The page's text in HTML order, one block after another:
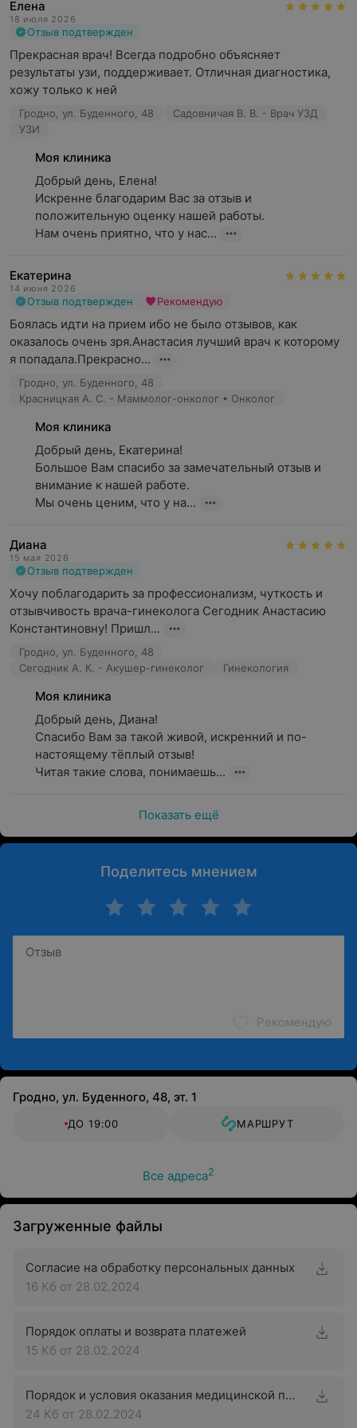
онкология (в том числе маммология);
урология;
терапия;
эндокринология;
дерматология.
В «Моей клиники» внимательно и бережно относятся к
потребностям и пожеланиям пациентов,
придерживаются принципа конфиденциальности при
общении с ними и подбирают методы диагностики и
лечения в соответствии с потребностями и
случаях доктора проводят совместные консультации,
чтобы предоставить пациенту именно тот протокол
лечения, который подходит в конкретной ситуации.
Обращаем ваше внимание, что обязательна
консультация специалиста: рекламируемые
медицинские услуги могут иметь
противопоказания и побочные реакции.
Елена
18 июля 2026
Отзыв подтвержден
Прекрасная врач! Всегда подробно объясняет
результаты узи, поддерживает. Отличная диагностика,
хожу только к ней
Гродно, ул. Буденного, 48
Садовничая В. В. - Врач УЗД
УЗИ
Моя клиника
Добрый день, Елена!
Искренне благодарим Вас за отзыв и
положительную оценку нашей работы.
Нам очень приятно, что у нас...
Екатерина
14 июня 2026
Отзыв подтвержден Рекомендую
Боялась идти на прием ибо не было отзывов, как
оказалось очень зря.Анастасия лучший врач к которому
я попадала.Прекрасно...
Гродно, ул. Буденного, 48
Красницкая А. С. - Маммолог-онколог • Онколог
Моя клиника
Добрый день, Екатерина!
Большое Вам спасибо за замечательный отзыв и
внимание к нашей работе.
Мы очень ценим, что у на...
Диана
15 мая 2026
Отзыв подтвержден
Хочу поблагодарить за профессионализм, чуткость и
отзывчивость врача-гинеколога Сегодник Анастасию
Константиновну! Пришл...
Гродно, ул. Буденного, 48
Сегодник А. К. - Акушер-гинеколог
Гинекология
Моя клиника
Добрый день, Диана!
Спасибо Вам за такой живой, искренний и по-
настоящему тёплый отзыв!
Читая такие слова, понимаешь...
Показать ещё
Поделитесь мнением
Рекомендую
Гродно, ул. Буденного, 48, эт. 1
ДО 19:00 МАРШРУТ
Все адреса2
Загруженные файлы
Согласие на обработку персональных данных
16 Кб от 28.02.2024
Порядок оплаты и возврата платежей
15 Кб от 28.02.2024
Порядок и условия оказания медицинской помощи с применением телемедицинских технологий
24 Кб от 28.02.2024